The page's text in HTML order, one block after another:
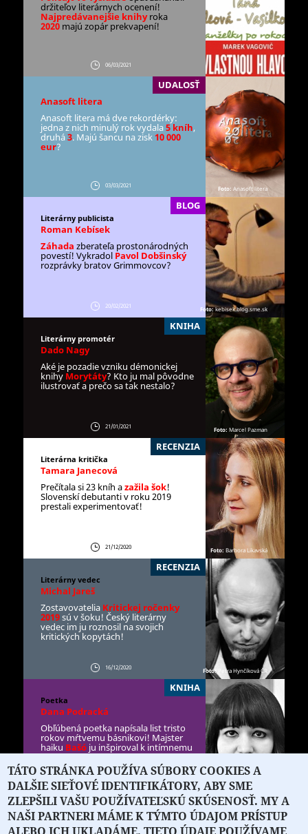
držiteľov literárnych ocenení!
Najpredávanejšie knihy roka
2020 majú zopár prekvapení!
06/03/2021
UDALOSŤ
Anasoft litera
Anasoft litera má dve rekordérky:
jedna z nich minulý rok vydala5 kníh,
druhá3. Majú šancu na zisk10 000
eur?
03/03/2021 Foto: Anasoft litera
BLOG
Literárny publicista
Roman Kebísek
Záhada zberateľa prostonárodných
povestí! Vykradol Pavol Dobšinský
rozprávky bratov Grimmovcov?
20/02/2021 Foto:kebisek.blog.sme.sk
KNIHA
Literárny promotér
Dado Nagy
Aké je pozadie vzniku démonickej
knihy Morytáty? Kto ju mal pôvodne
ilustrovať a prečo sa tak nestalo?
21/01/2021 Foto: Marcel Pazman
RECENZIA
Literárna kritička
Tamara Janecová
Prečítala si 23 kníh azažila šok!
Slovenskí debutanti v roku 2019
prestali experimentovať!
21/12/2020 Foto: Barbora Likavská
RECENZIA
Literárny vedec
Michal Jareš
Zostavovatelia Kritickej ročenky
2019sú v šoku! Český literárny
vedec im ju roznosil na svojich
kritických kopytách!
16/12/2020 Foto: Petra Hynčíková ČR
KNIHA
Poetka
Dana Podracká
Obľúbená poetka napísala list tristo
rokov mŕtvemu básnikovi! Majster
haiku Bašó ju inšpiroval k intímnemu
vyznaniu!
15/12/2020 Foto:Pavel Kastl
TÁTO STRÁNKA POUŽÍVA SÚBORY COOKIES A
DALŠIE SIEŤOVÉ IDENTIFIKÁTORY, ABY SME
ZLEPŠILI VAŠU POUŽÍVATEĽSKÚ SKÚSENOSŤ. MY A
NAŠI PARTNERI MÁME K TÝMTO ÚDAJOM PRÍSTUP